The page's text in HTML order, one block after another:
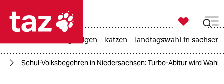
 taz zahl ich
taz zahl ich

taz zahl ich
bergsteigen katzen landtagswahl in
Schul-Volksbegehren in Niedersachsen: Turbo-Abitur wird